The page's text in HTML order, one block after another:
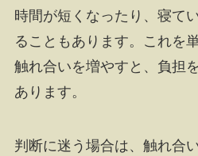
時間が短くなったり、寝て
ることもあります。これを
触れ合いを増やすと、負担
あります。
判断に迷う場合は、触れ合